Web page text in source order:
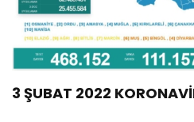
3 ŞUBAT 2022